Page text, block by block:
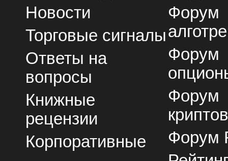
Новости
Торговые сигналы
Ответы на
вопросы
Книжные
рецензии
Корпоративные
Форум
Форум
Форум
Форум